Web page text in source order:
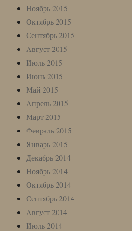
Ноябрь 2015
Октябрь 2015
Сентябрь 2015
Август 2015
Июль 2015
Июнь 2015
Май 2015
Апрель 2015
Март 2015
Февраль 2015
Январь 2015
Декабрь 2014
Ноябрь 2014
Октябрь 2014
Сентябрь 2014
Август 2014
Июль 2014